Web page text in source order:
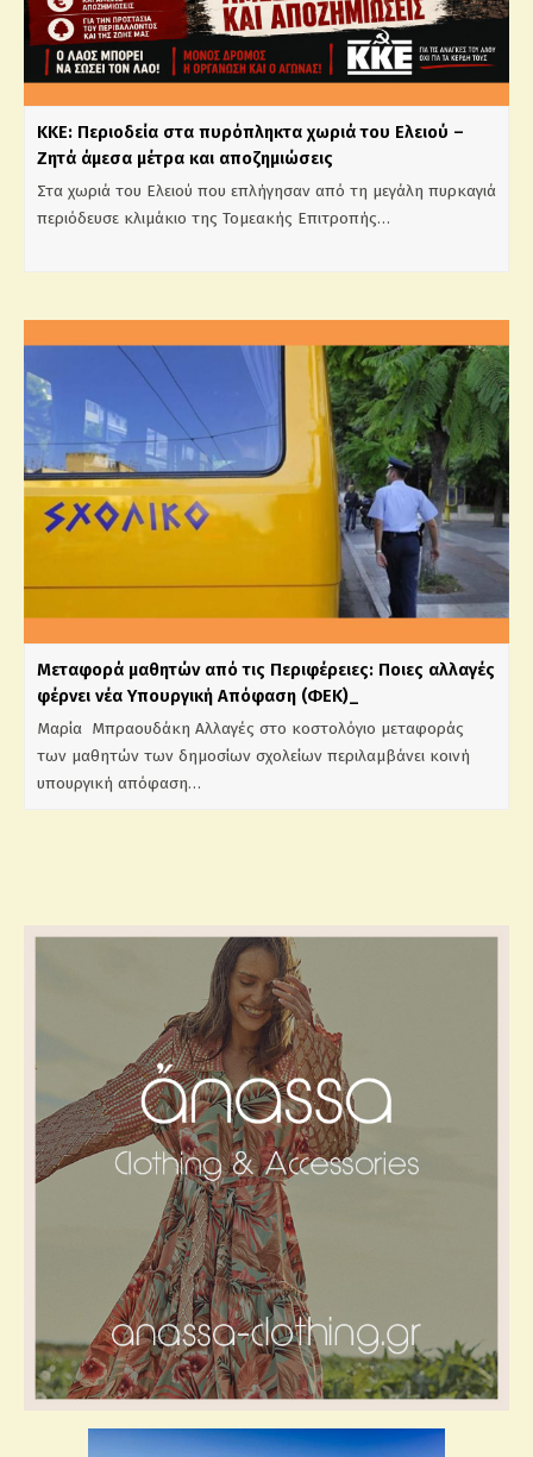
ΚΚΕ: Περιοδεία στα πυρόπληκτα χωριά του Ελειού –
Ζητά άμεσα μέτρα και αποζημιώσεις
Στα χωριά του Ελειού που επλήγησαν από τη μεγάλη πυρκαγιά
περιόδευσε κλιμάκιο της Τομεακής Επιτροπής…
Mεταφορά μαθητών από τις Περιφέρειες: Ποιες αλλαγές
φέρνει νέα Υπουργική Απόφαση (ΦΕΚ)_
Μαρία Μπραουδάκη Αλλαγές στο κοστολόγιο μεταφοράς
των μαθητών των δημοσίων σχολείων περιλαμβάνει κοινή
υπουργική απόφαση…